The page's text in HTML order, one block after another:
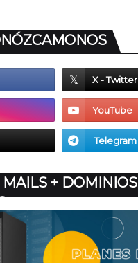
MAILS + DOMINIOS